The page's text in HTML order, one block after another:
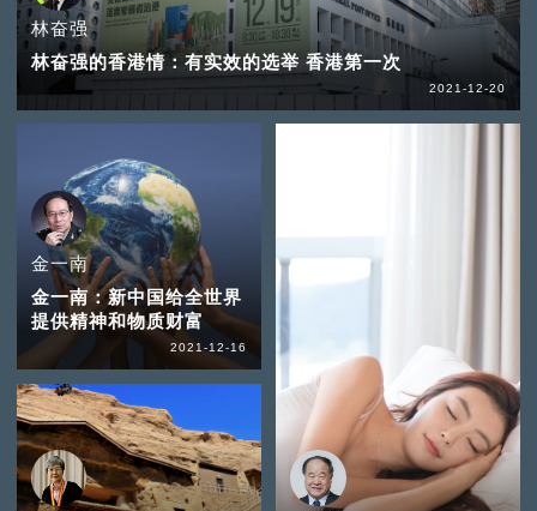
林奋强
林奋强的香港情：有实效的选举 香港第一次
2021-12-20
金一南
金一南：新中国给全世界
提供精神和物质财富
2021-12-16